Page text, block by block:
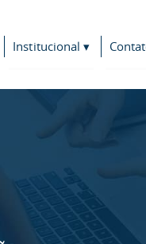
Institucional ▾